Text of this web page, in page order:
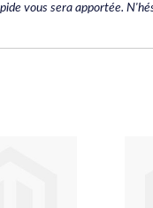
vous sera apportée.